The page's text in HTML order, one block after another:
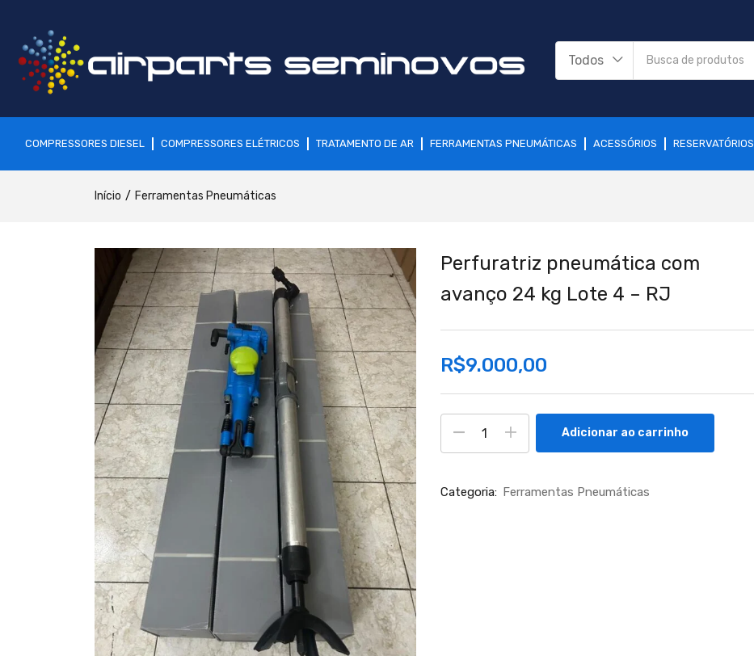
Todos
COMPRESSORES DIESEL COMPRESSORES ELÉTRICOS TRATAMENTO DE AR FERRAMENTAS PNEUMÁTICAS ACESSÓRIOS RESERVATÓRIOS
Início Ferramentas Pneumáticas
Perfuratriz pneumática com
avanço 24 kg Lote 4 – RJ
R$9.000,00
Adicionar ao carrinho
Categoria: Ferramentas Pneumáticas